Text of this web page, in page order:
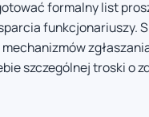
formalny list
funkcjonariuszy.
szczególnej troski o